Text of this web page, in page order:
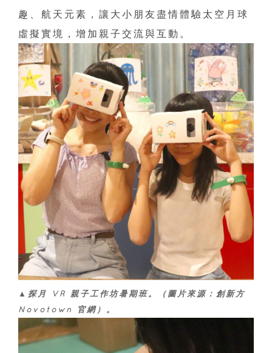
趣、航天元素，讓大小朋友盡情體驗太空月球
虛擬實境，增加親子交流與互動。
▲探月 VR 親子工作坊暑期班。（圖片來源：創新方
Novotown 官網）。